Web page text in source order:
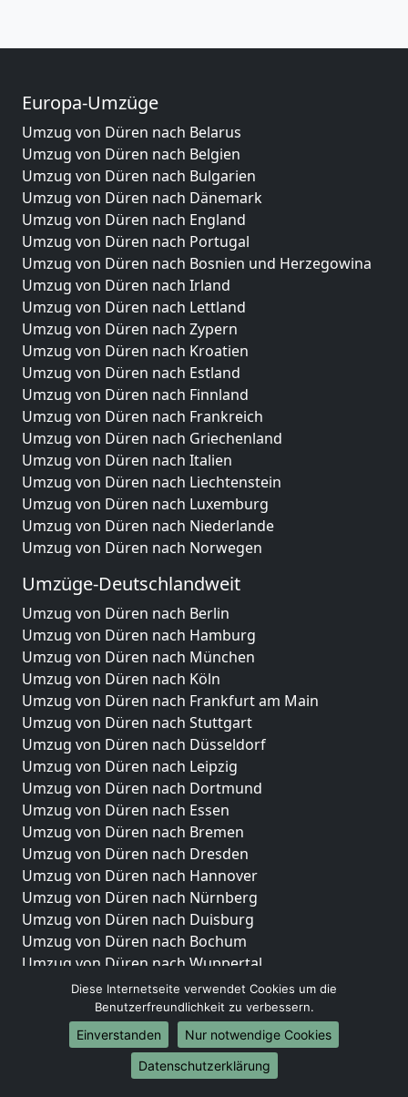
Europa-Umzüge
Umzug von Düren nach Belarus
Umzug von Düren nach Belgien
Umzug von Düren nach Bulgarien
Umzug von Düren nach Dänemark
Umzug von Düren nach England
Umzug von Düren nach Portugal
Umzug von Düren nach Bosnien und Herzegowina
Umzug von Düren nach Irland
Umzug von Düren nach Lettland
Umzug von Düren nach Zypern
Umzug von Düren nach Kroatien
Umzug von Düren nach Estland
Umzug von Düren nach Finnland
Umzug von Düren nach Frankreich
Umzug von Düren nach Griechenland
Umzug von Düren nach Italien
Umzug von Düren nach Liechtenstein
Umzug von Düren nach Luxemburg
Umzug von Düren nach Niederlande
Umzug von Düren nach Norwegen
Umzüge-Deutschlandweit
Umzug von Düren nach Berlin
Umzug von Düren nach Hamburg
Umzug von Düren nach München
Umzug von Düren nach Köln
Umzug von Düren nach Frankfurt am Main
Umzug von Düren nach Stuttgart
Umzug von Düren nach Düsseldorf
Umzug von Düren nach Leipzig
Umzug von Düren nach Dortmund
Umzug von Düren nach Essen
Umzug von Düren nach Bremen
Umzug von Düren nach Dresden
Umzug von Düren nach Hannover
Umzug von Düren nach Nürnberg
Umzug von Düren nach Duisburg
Umzug von Düren nach Bochum
Umzug von Düren nach Wuppertal
Umzug von Düren nach Bielefeld
Umzug von Düren nach Bonn
Umzug von Düren nach Münster
Internationale-Umzüge
Diese Internetseite verwendet Cookies um die
Benutzerfreundlichkeit zu verbessern.
Einverstanden
Nur notwendige Cookies
Datenschutzerklärung